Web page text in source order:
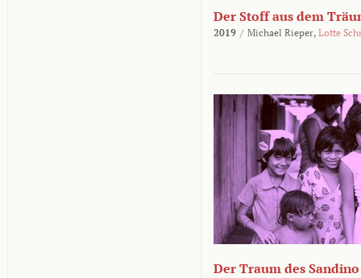
Der Stoff aus dem
2019 / Michael Rieper, Lotte
Der Traum des Sandino